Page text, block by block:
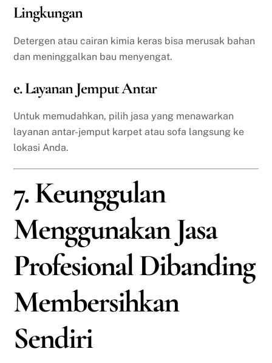
Lingkungan
Detergen atau cairan kimia keras bisa merusak bahan
dan meninggalkan bau menyengat.
e. Layanan Jemput Antar
Untuk memudahkan, pilih jasa yang menawarkan
layanan antar-jemput karpet atau sofa langsung ke
lokasi Anda.
7. Keunggulan
Menggunakan Jasa
Profesional Dibanding
Membersihkan
Sendiri